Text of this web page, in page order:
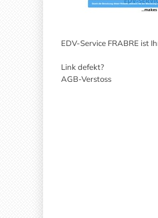
EDV-Service FRABRE ist
Link defekt?
AGB-Verstoss